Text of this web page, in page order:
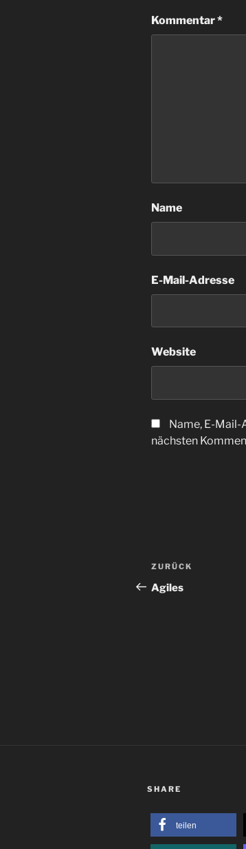
Kommentar*
Name
E-Mail-Adresse
Website
Name, E-Mail-
nächsten
Vorheriger
Beitrag
ZURÜCK
Agiles
SHARE
teilen